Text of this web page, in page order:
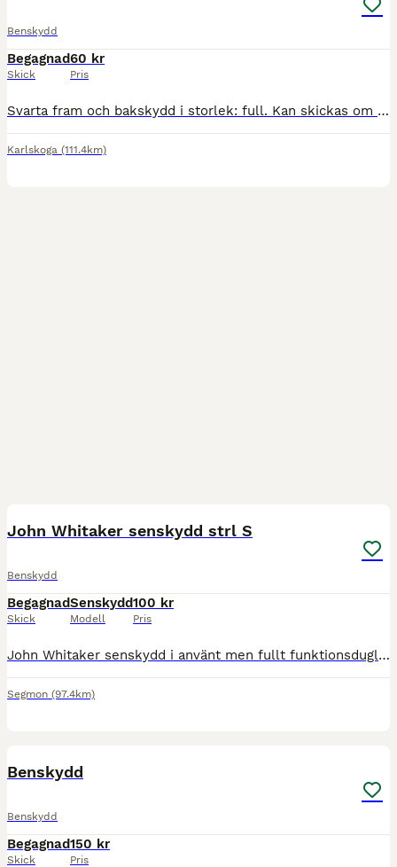
Benskydd
Begagnad
Skick
60 kr
Pris
Svarta fram och bakskydd i storlek: full. Kan skickas om köparen står för frakten. Välanvända men fortfarande väldigt bra kardborre.
Karlskoga (111.4km)
John Whitaker senskydd strl S
Benskydd
Begagnad
Skick
Senskydd
Modell
100 kr
Pris
John Whitaker senskydd i använt men fullt funktionsdugligt skick. Strl S. Finns i Segmon, kan tas med till Karlstad eller skickas mot fraktkostnad.
Segmon (97.4km)
Benskydd
Benskydd
Begagnad
Skick
150 kr
Pris